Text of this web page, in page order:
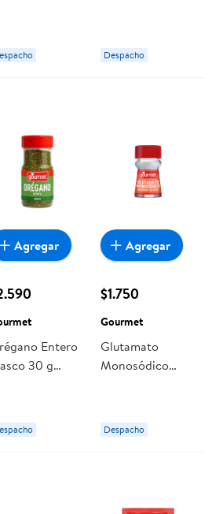
Despacho
Entero
30 g
Agregar
$1.750
Gourmet
Glutamato
Monosódico
Despacho
Agregar